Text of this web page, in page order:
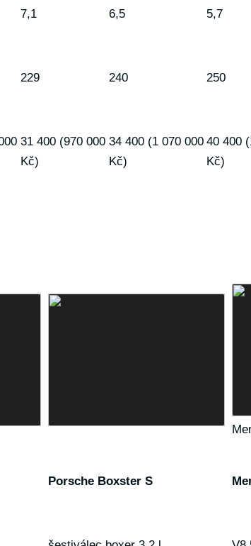
7,1 6,5 5,7
229 240 250
31 400 (970 000
Kč)
34 400 (1 070 000
Kč)
40 400
Kč)
Porsche Boxster S